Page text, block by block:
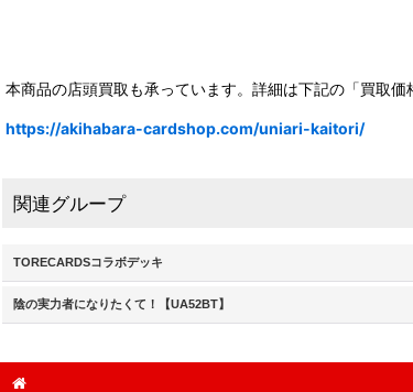
本商品の店頭買取も承っています。詳細は下記の「買取
https://akihabara-cardshop.com/uniari-kaitori/
関連グループ
TORECARDSコラボデッキ
陰の実力者になりたくて！【UA52BT】